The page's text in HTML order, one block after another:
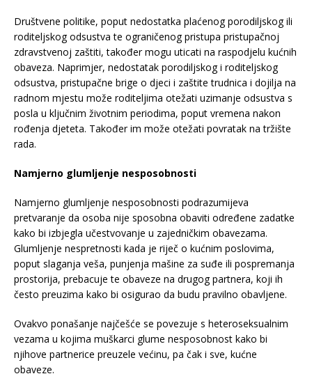
Društvene politike, poput nedostatka plaćenog porodiljskog ili
roditeljskog odsustva te ograničenog pristupa pristupačnoj
zdravstvenoj zaštiti, također mogu uticati na raspodjelu kućnih
obaveza. Naprimjer, nedostatak porodiljskog i roditeljskog
odsustva, pristupačne brige o djeci i zaštite trudnica i dojilja na
radnom mjestu može roditeljima otežati uzimanje odsustva s
posla u ključnim životnim periodima, poput vremena nakon
rođenja djeteta. Također im može otežati povratak na tržište
rada.
Namjerno glumljenje nesposobnosti
Namjerno glumljenje nesposobnosti podrazumijeva
pretvaranje da osoba nije sposobna obaviti određene zadatke
kako bi izbjegla učestvovanje u zajedničkim obavezama.
Glumljenje nespretnosti kada je riječ o kućnim poslovima,
poput slaganja veša, punjenja mašine za suđe ili pospremanja
prostorija, prebacuje te obaveze na drugog partnera, koji ih
često preuzima kako bi osigurao da budu pravilno obavljene.
Ovakvo ponašanje najčešće se povezuje s heteroseksualnim
vezama u kojima muškarci glume nesposobnost kako bi
njihove partnerice preuzele većinu, pa čak i sve, kućne
obaveze.